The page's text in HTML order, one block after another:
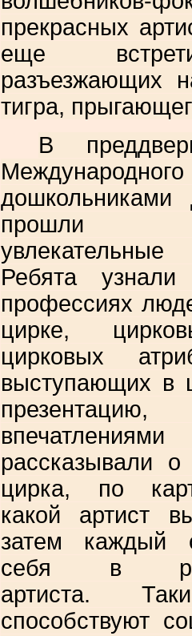
прекрасных
еще
разъезжающих
тигра,
В
дошкольниками
прошли
Ребята
профессиях
цирке,
цирковых
выступающих в
рассказывали
цирка, по
какой артист
затем каждый
себя в
артиста.
способствуют